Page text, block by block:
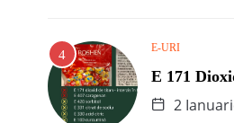
E-URI
E 171
2